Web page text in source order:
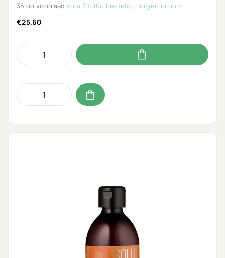
35 op voorraad voor 21:00u besteld, morgen in huis
€25,60